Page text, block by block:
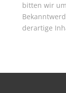
bitten wir
derartige